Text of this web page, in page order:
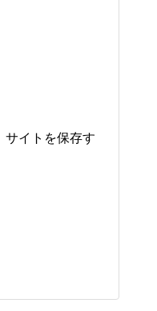
サイトを保存す